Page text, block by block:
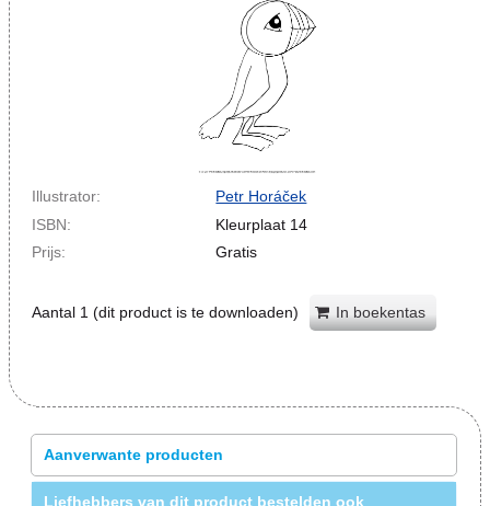
Illustrator:
Petr Horáček
ISBN:
Kleurplaat 14
Prijs:
Gratis
Aantal 1 (dit product is te downloaden) In boekentas
Aanverwante producten
Liefhebbers van dit product bestelden ook